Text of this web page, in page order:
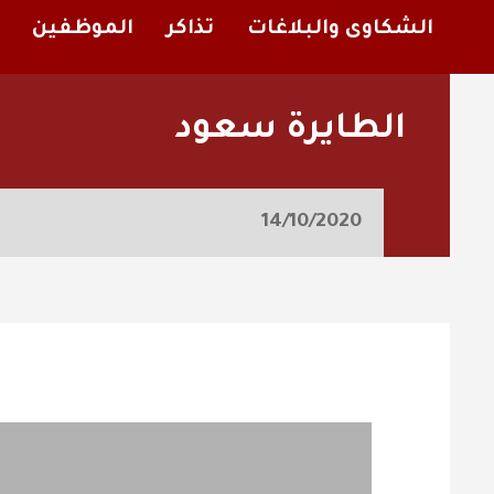
الشكاوى والبلاغات تذاكر الموظفين
الطايرة سعود
14/10/2020